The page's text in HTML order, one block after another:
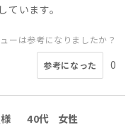
います。
ーは参考になりましたか？
参考になった 0
40代
女性